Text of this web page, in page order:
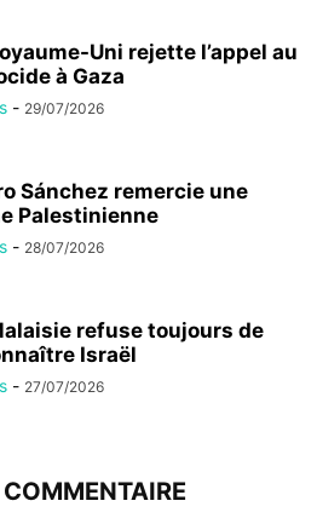
Uni rejette l’appel au
à Gaza
- 29/07/2026
Sánchez remercie une
Palestinienne
- 28/07/2026
refuse toujours de
Israël
- 27/07/2026